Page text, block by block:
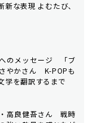
な表現 よむたび、
のメッセージ 「ブ
やかさん K-POPも
学を翻訳するまで
高良健吾さん 戦時